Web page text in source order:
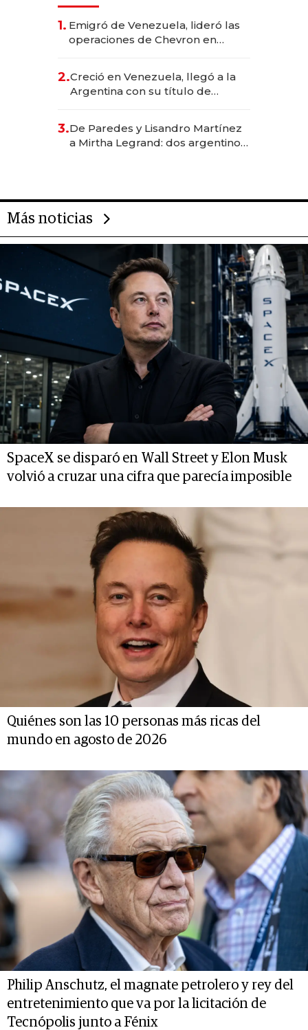
1. Emigró de Venezuela, lideró las
operaciones de Chevron en
2.Creció en Venezuela, llegó a la
Argentina con su título de
las marcas "fast premium"
3.De Paredes y Lisandro Martínez
a Mirtha Legrand: dos argentinos
Más noticias
SpaceX se disparó en Wall Street y Elon Musk
volvió a cruzar una cifra que parecía imposible
Quiénes son las 10 personas más ricas del
mundo en agosto de 2026
Philip Anschutz, el magnate petrolero y rey del
entretenimiento que va por la licitación de
Tecnópolis junto a Fénix